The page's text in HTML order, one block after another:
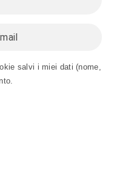
salvi i miei dati (nome,